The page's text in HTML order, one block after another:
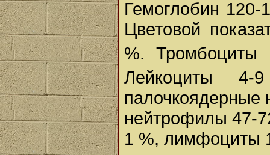
Гемоглобин
Цветовой
%.
Лейкоциты
палочкоядерные
нейтрофилы 47-
1 %, лимфоциты